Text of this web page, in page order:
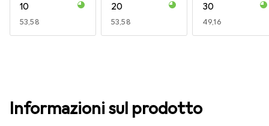
10
EUR
53,58
20
EUR
53,58
30
EUR
49,16
Informazioni sul prodotto